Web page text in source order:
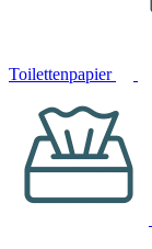
Toilettenpapier